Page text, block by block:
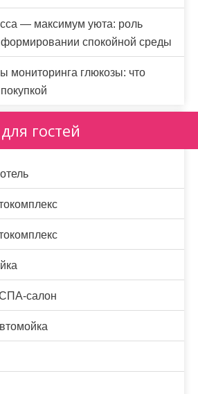
— максимум уюта: роль
формировании спокойной среды
мониторинга глюкозы: что
гостей
салон